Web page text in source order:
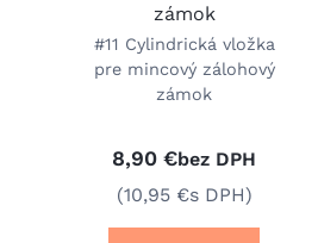
zámok
#11 Cylindrická vložka
pre mincový zálohový
zámok
8,90 €bez DPH
(10,95 €s DPH)